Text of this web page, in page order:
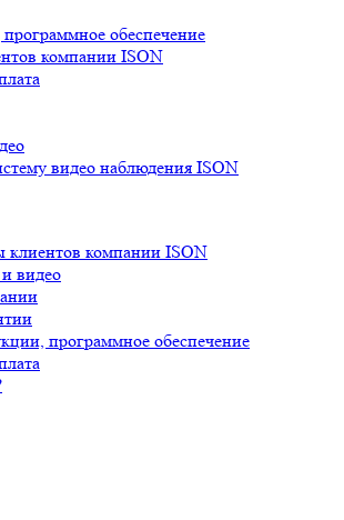
обеспечение
компании ISON
видео наблюдения ISON
клиентов компании ISON
видео
программное обеспечение